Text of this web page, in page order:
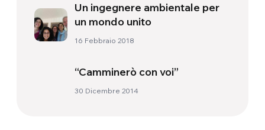
Un ingegnere ambientale per
un mondo unito
16 Febbraio 2018
“Camminerò con voi”
30 Dicembre 2014